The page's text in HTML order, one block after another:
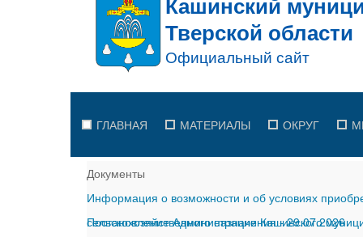
ГЛАВНАЯ МАТЕРИАЛЫ ОКРУГ
Документы
Информация о возможности и об условиях
сельскохозяйственного назначения-29.07.2026
Постановление Администрации Кашинского